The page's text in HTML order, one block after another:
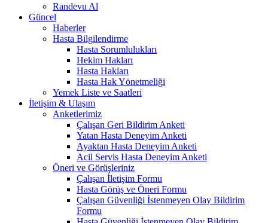
Randevu Al
Güncel
Haberler
Hasta Bilgilendirme
Hasta Sorumlulukları
Hekim Hakları
Hasta Hakları
Hasta Hak Yönetmeliği
Yemek Liste ve Saatleri
İletişim & Ulaşım
Anketlerimiz
Çalışan Geri Bildirim Anketi
Yatan Hasta Deneyim Anketi
Ayaktan Hasta Deneyim Anketi
Acil Servis Hasta Deneyim Anketi
Öneri ve Görüşleriniz
Çalışan İletişim Formu
Hasta Görüş ve Öneri Formu
Çalışan Güvenliği İstenmeyen Olay Bildirim
Formu